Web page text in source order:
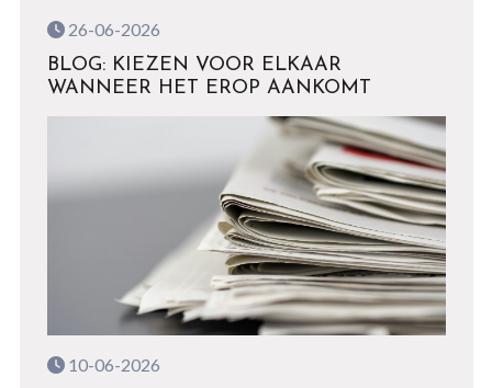
26-06-2026
BLOG: KIEZEN VOOR ELKAAR
WANNEER HET EROP AANKOMT
10-06-2026